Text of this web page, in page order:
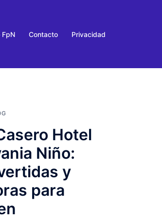
FpN Contacto Privacidad
Hotel
Niño:
y
para